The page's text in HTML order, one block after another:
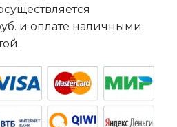
и оплате наличными